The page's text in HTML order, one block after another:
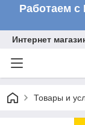
Работаем
Интернет
Товары и